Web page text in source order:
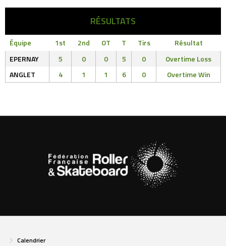
RÉSULTATS
Équipe 1st 2nd OT T Tirs
Résultat
EPERNAY
5 0 0 5 0
Overtime Loss
ANGLET
4 1 1 6 0 Overtime Win
Calendrier